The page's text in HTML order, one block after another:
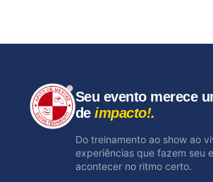
Seu evento merece
deimpacto!.
Do treinamento ao show ao
experiências que fazem seu
acontecer no ritmo certo.